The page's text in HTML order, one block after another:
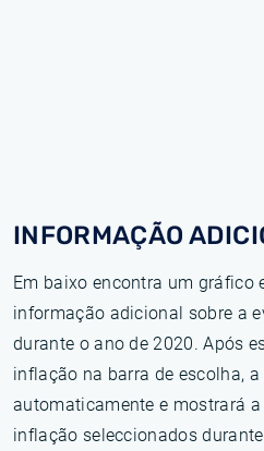
INFORMAÇÃO
Em baixo encontra um gráfico
informação adicional sobre a
durante o ano de 2020. Após
inflação na barra de escolha,
automaticamente e mostrará
inflação seleccionados